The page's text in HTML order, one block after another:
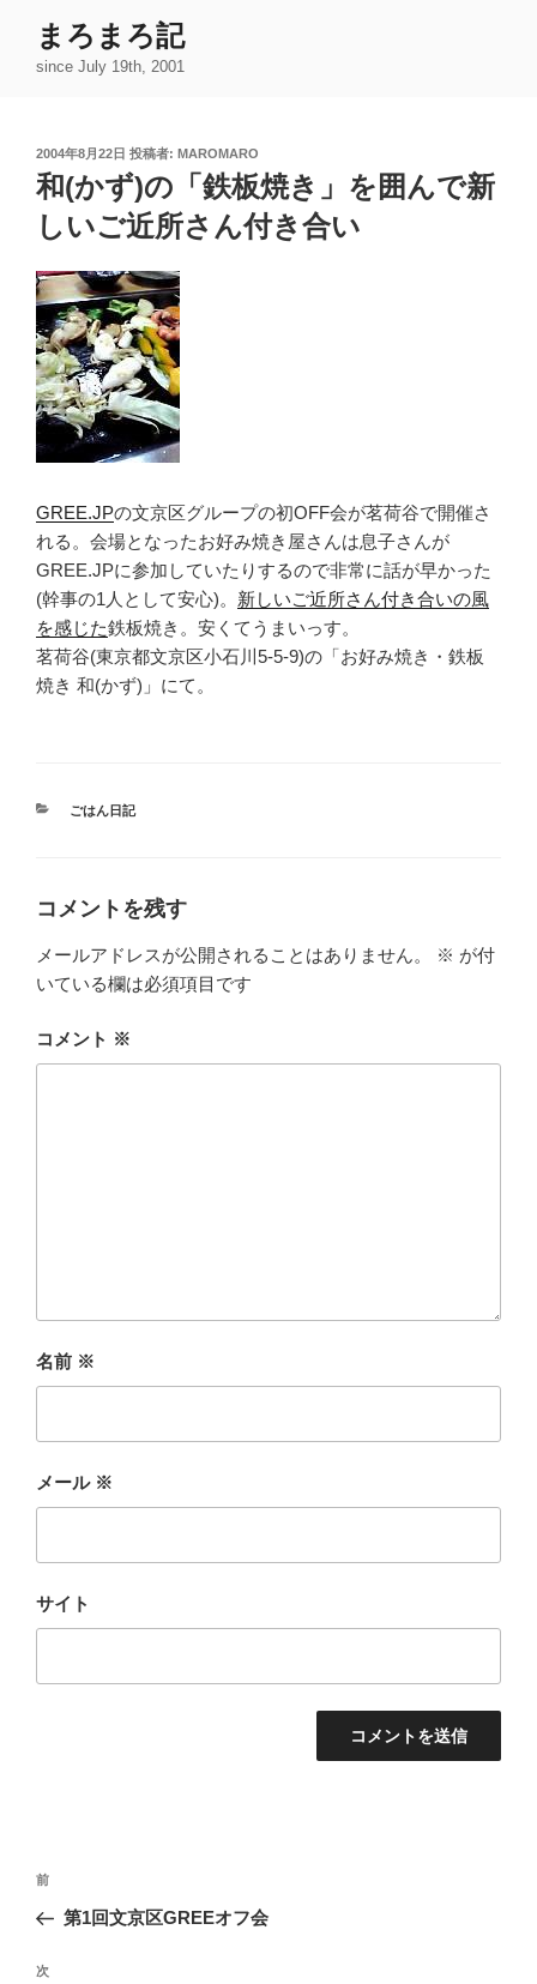
まろまろ記
since July 19th, 2001
投
稿
日:
2004年8月22日 投稿者: MAROMARO
和(かず)の「鉄板焼き」を囲んで新
しいご近所さん付き合い
GREE.JPの文京区グループの初OFF会が茗荷谷で開催さ
れる。会場となったお好み焼き屋さんは息子さんが
GREE.JPに参加していたりするので非常に話が早かった
(幹事の1人として安心)。 新しいご近所さん付き合いの風
を感じた鉄板焼き。安くてうまいっす。
茗荷谷(東京都文京区小石川5-5-9)の「お好み焼き・鉄板
焼き 和(かず)」にて。
カ
ごはん日記
コメントを残す
メールアドレスが公開されることはありません。 ※ が付
いている欄は必須項目です
コメント ※
名前 ※
メール ※
サイト
投
ナ
ビ
前
の
稿
前
第1回文京区GREEオフ会
次
次